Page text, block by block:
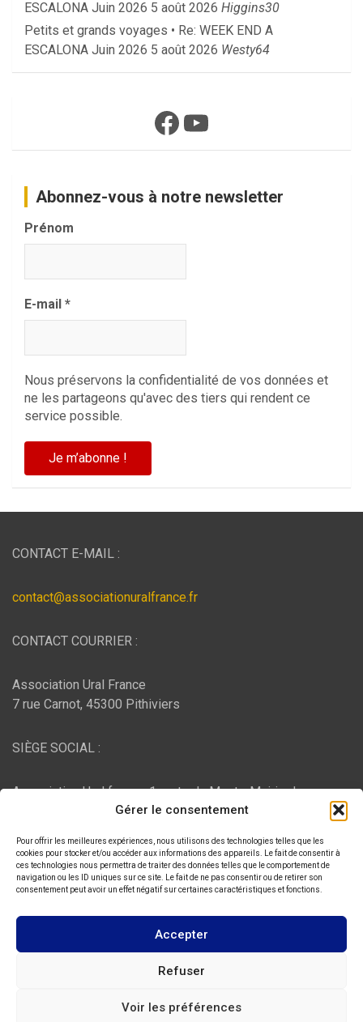
Gérer le consentement
Pour offrir les meilleures expériences, nous utilisons des technologies telles que les
cookies pour stocker et/ou accéder aux informations des appareils. Le fait de consentir à
ces technologies nous permettra de traiter des données telles que le comportement de
navigation ou les ID uniques sur ce site. Le fait de ne pas consentir ou de retirer son
consentement peut avoir un effet négatif sur certaines caractéristiques et fonctions.
Accepter
Refuser
Voir les préférences
ESCALONA Juin 2026 5 août 2026 Higgins30
Petits et grands voyages • Re: WEEK END A
ESCALONA Juin 2026 5 août 2026 Westy64
Facebook
YouTube
Abonnez-vous à notre newsletter
Prénom
E-mail *
Nous préservons la confidentialité de vos données et
ne les partageons qu'avec des tiers qui rendent ce
service possible.
CONTACT E-MAIL :
contact@associationuralfrance.fr
CONTACT COURRIER :
Association Ural France
7 rue Carnot, 45300 Pithiviers
SIÈGE SOCIAL :
Association Ural france, 1 route du Mont - Mairie de
Bujaleuf, 87460 Bujaleuf
HÉBERGEMENT :
, Chemin des Pardiaux, 63000 Clermont-Ferrand
ASSOCIATION URAL FRANCE
Fièrement propulsé par :